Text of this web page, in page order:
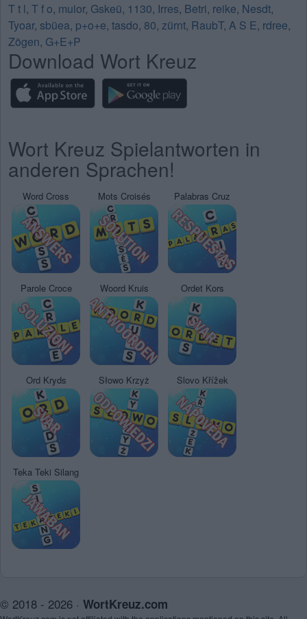
T t l, T f o, muior, Gskeü, 1130, Irres, Betri, reike, Nesdt,
Tyoar, sbüea, p+o+e, tasdo, 80, zürnt, RaubT, A S E, rdree,
Zögen, G+E+P
Download Wort Kreuz
Wort Kreuz Spielantworten in
anderen Sprachen!
Word Cross Mots Croisés Palabras Cruz
Parole Croce Woord Kruis Ordet Kors
Ord Kryds Słowo Krzyż Slovo Křížek
Teka Teki Silang
© 2018 - 2026 · WortKreuz.com